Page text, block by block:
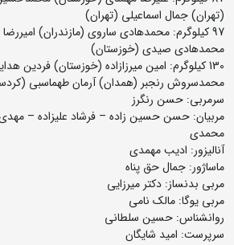
(تهران) جمال اسماعیلی (تهران)
97 کیلوگرم: محمدهادی ساروی (مازندران)
محمدهادی صیدی (خوزستان)
130 کیلوگرم: امین میرزازاده (خوزستان) فردین
محمدسروش رنجبر (همدان) آرمان طهماسبی
سرمربی: حسن رنگرز
مربیان: حسن حسین زاده – فرشاد علیزاده –
محمدی
آنالیزور: ادیب مهمدی
ماساژور: جمال حق پناه
مربی بدنساز: دکتر میرزایی
مربی یوگا: مالک نامی
روانشناس: حسین سلطانی
سرپرست: امید شایگان